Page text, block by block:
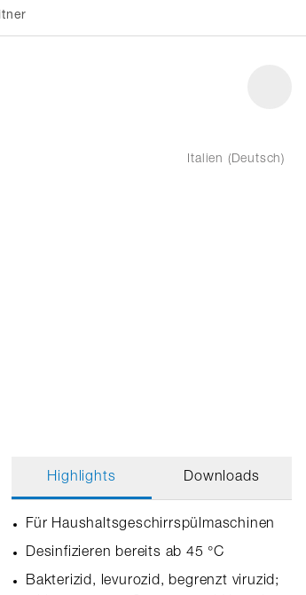
Italien (Deutsch)
Highlights Downloads
Für Haushaltsgeschirrspülmaschinen
Desinfizieren bereits ab 45 °C
Bakterizid, levurozid, begrenzt viruzid;